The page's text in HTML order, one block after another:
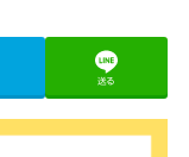
送る